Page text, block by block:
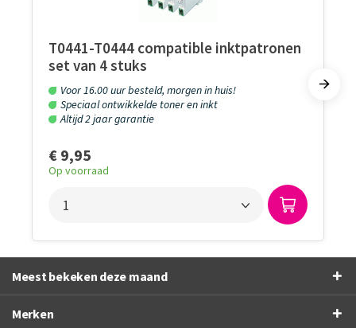
T0441-T0444 compatible inktpatronen
set van 4 stuks
Voor 16.00 uur besteld, morgen in huis!
Speciaal ontwikkelde toner en inkt
Altijd 2 jaar garantie
€ 9,95
Op voorraad
Meest bekeken deze maand
Merken